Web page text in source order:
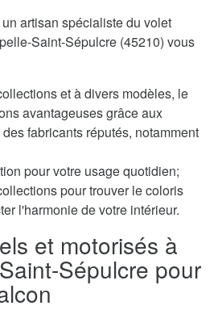
artisan spécialiste du volet
Saint-Sépulcre (45210) vous
et à divers modèles, le
avantageuses grâce aux
fabricants réputés, notamment
pour votre usage quotidien;
pour trouver le coloris
l'harmonie de votre intérieur.
et motorisés à
Sépulcre pour